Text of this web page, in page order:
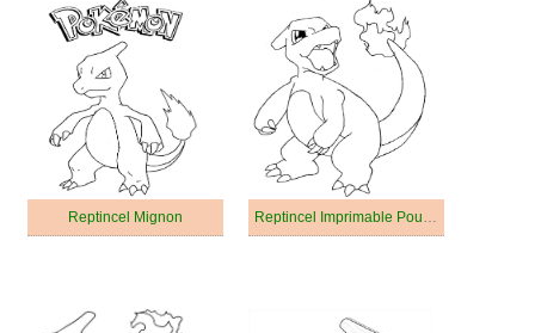
Reptincel Mignon Reptincel Imprimable Pour les Enfants